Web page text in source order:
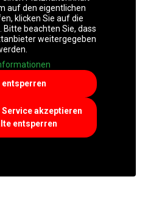
auf den eigentlichen
klicken Sie auf die
beachten Sie, dass
weitergegeben
entsperren
akzeptieren
entsperren